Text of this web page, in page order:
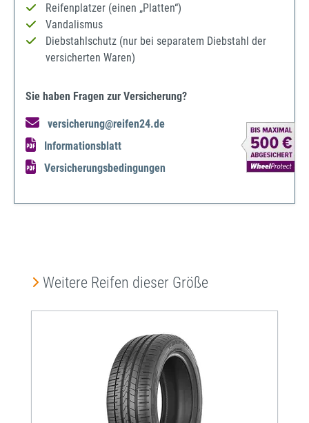
Reifenplatzer (einen „Platten“)
Vandalismus
Diebstahlschutz (nur bei separatem Diebstahl der
versicherten Waren)
Sie haben Fragen zur Versicherung?
versicherung@reifen24.de
Informationsblatt
Versicherungsbedingungen
Produktgalerie überspringen
Weitere Reifen dieser Größe